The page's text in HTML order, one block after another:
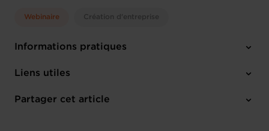
Webinaire Création d'entreprise
Informations pratiques
Vendredi 19 Sep 2025
Online Workshop
Liens utiles
M'inscrire
Partager cet article